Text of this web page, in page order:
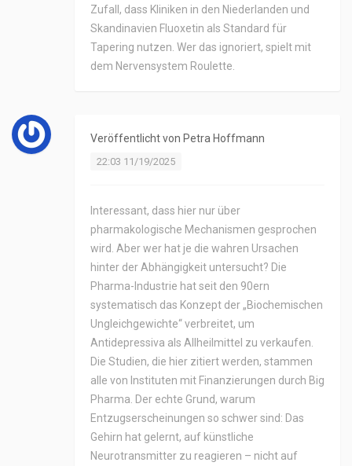
Zufall, dass Kliniken in den Niederlanden und
Skandinavien Fluoxetin als Standard für
Tapering nutzen. Wer das ignoriert, spielt mit
dem Nervensystem Roulette.
Veröffentlicht von Petra Hoffmann
22:03 11/19/2025
Interessant, dass hier nur über
pharmakologische Mechanismen gesprochen
wird. Aber wer hat je die wahren Ursachen
hinter der Abhängigkeit untersucht? Die
Pharma-Industrie hat seit den 90ern
systematisch das Konzept der „Biochemischen
Ungleichgewichte“ verbreitet, um
Antidepressiva als Allheilmittel zu verkaufen.
Die Studien, die hier zitiert werden, stammen
alle von Instituten mit Finanzierungen durch Big
Pharma. Der echte Grund, warum
Entzugserscheinungen so schwer sind: Das
Gehirn hat gelernt, auf künstliche
Neurotransmitter zu reagieren – nicht auf